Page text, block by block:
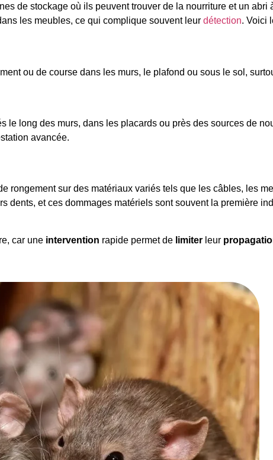
de stockage où ils peuvent trouver de la nourriture et un abri
les meubles, ce qui complique souvent leur détection. Voici
ou de course dans les murs, le plafond ou sous le sol,
long des murs, dans les placards ou près des sources de
avancée.
rongement sur des matériaux variés tels que les câbles, les
dents, et ces dommages matériels sont souvent la première
car une intervention rapide permet de limiter leur